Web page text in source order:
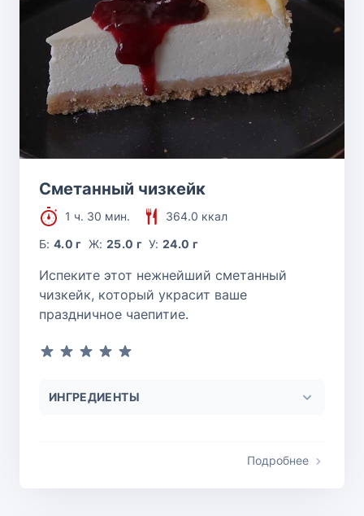
Сметанный чизкейк
1 ч. 30 мин.
364.0 ккал
Б:4.0 г Ж: 25.0 г У:24.0 г
Испеките этот нежнейший сметанный
чизкейк, который украсит ваше
праздничное чаепитие.
ИНГРЕДИЕНТЫ
Подробнее